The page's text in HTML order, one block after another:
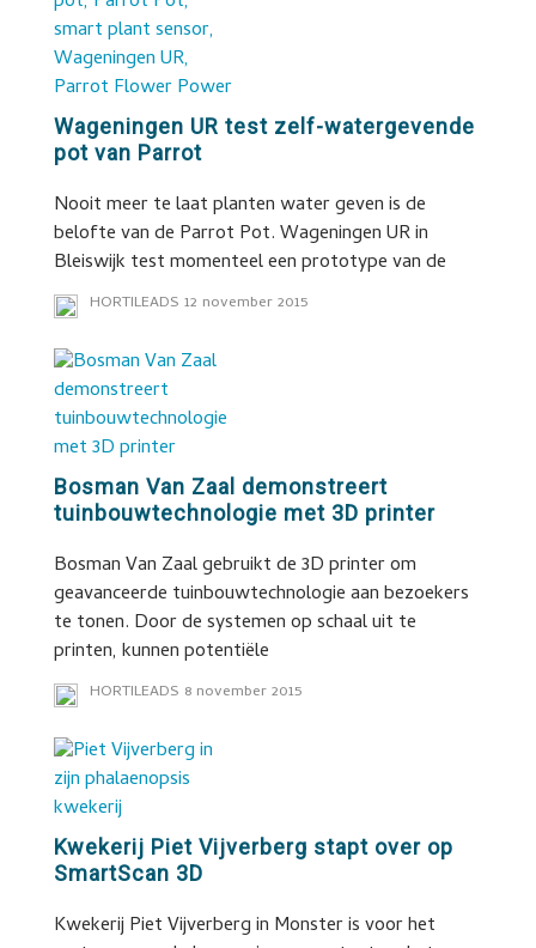
Wageningen UR test zelf-watergevende
pot van Parrot
Nooit meer te laat planten water geven is de
belofte van de Parrot Pot. Wageningen UR in
Bleiswijk test momenteel een prototype van de
HORTILEADS 12 november 2015
Bosman Van Zaal demonstreert
tuinbouwtechnologie met 3D printer
Bosman Van Zaal gebruikt de 3D printer om
geavanceerde tuinbouwtechnologie aan bezoekers
te tonen. Door de systemen op schaal uit te
printen, kunnen potentiële
HORTILEADS 8 november 2015
Kwekerij Piet Vijverberg stapt over op
SmartScan 3D
Kwekerij Piet Vijverberg in Monster is voor het